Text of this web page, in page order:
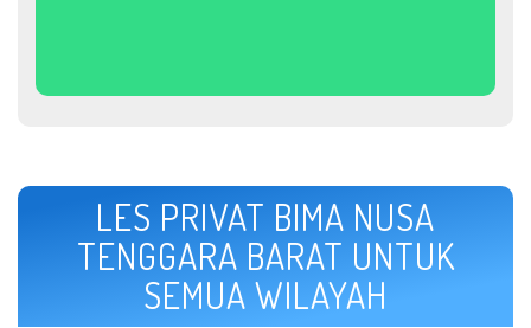
LES PRIVAT BIMA NUSA
TENGGARA BARAT UNTUK
SEMUA WILAYAH